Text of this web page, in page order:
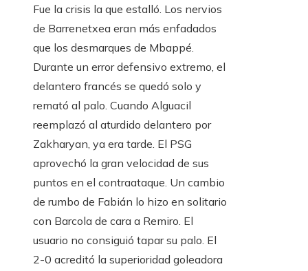
Fue la crisis la que estalló. Los nervios
de Barrenetxea eran más enfadados
que los desmarques de Mbappé.
Durante un error defensivo extremo, el
delantero francés se quedó solo y
remató al palo. Cuando Alguacil
reemplazó al aturdido delantero por
Zakharyan, ya era tarde. El PSG
aprovechó la gran velocidad de sus
puntos en el contraataque. Un cambio
de rumbo de Fabián lo hizo en solitario
con Barcola de cara a Remiro. El
usuario no consiguió tapar su palo. El
2-0 acreditó la superioridad goleadora